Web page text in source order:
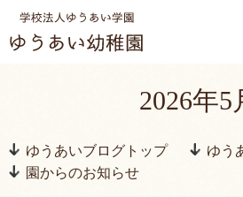
2026年5
ゆうあいブログトップ
ゆう
園からのお知らせ